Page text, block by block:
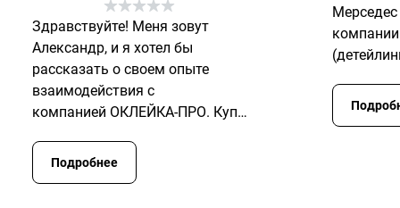
Здравствуйте! Меня зовут
Александр, и я хотел бы
рассказать о своем опыте
взаимодействия с
компанией ОКЛЕЙКА-ПРО. Купил
принял решение максимально
защитить его ЛКП, а также
Подробнее
с этой
Все было